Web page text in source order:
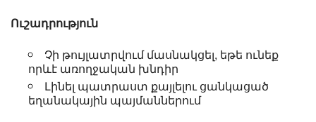
Ուշադրություն
Չի թույլատրվում մասնակցել, եթե ունեք
որևէ առողջական խնդիր
Լինել պատրաստ քայլելու ցանկացած
եղանակային պայմաններում